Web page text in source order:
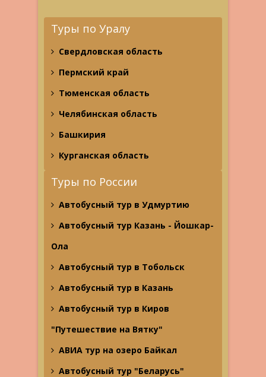
Туры по Уралу
Свердловская область
Пермский край
Тюменская область
Челябинская область
Башкирия
Курганская область
Туры по России
Автобусный тур в Удмуртию
Автобусный тур Казань - Йошкар-
Ола
Автобусный тур в Тобольск
Автобусный тур в Казань
Автобусный тур в Киров
"Путешествие на Вятку"
АВИА тур на озеро Байкал
Автобусный тур "Беларусь"